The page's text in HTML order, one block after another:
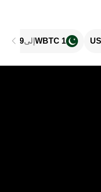
1 WBTC إلى